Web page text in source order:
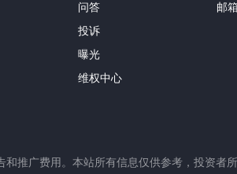
问答
投诉
曝光
维权中心
邮
和推广费用。本站所有信息仅供参考，投资